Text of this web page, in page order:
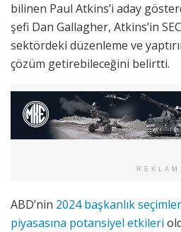
bilinen Paul Atkins’i aday
şefi Dan Gallagher, Atkins’in
sektördeki düzenleme ve
çözüm getirebileceğini belirtti.
REKLAM
ABD’nin 2024 başkanlık
piyasasına potansiyel etkileri